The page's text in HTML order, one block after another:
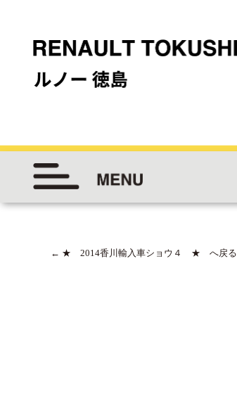
← ★ 2014香川輸入車ショウ４ ★ へ戻る